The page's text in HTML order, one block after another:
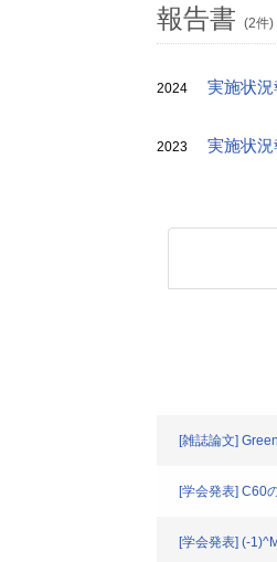
報告書 (2件)
2024 実施状
2023 実施状
[雑誌論文]
[学会発表] C60
[学会発表] (-